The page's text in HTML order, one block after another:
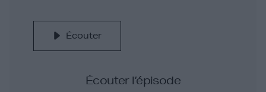
Écouter
Écouter l’épisode